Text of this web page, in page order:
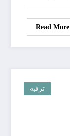
Read More
ترفيه